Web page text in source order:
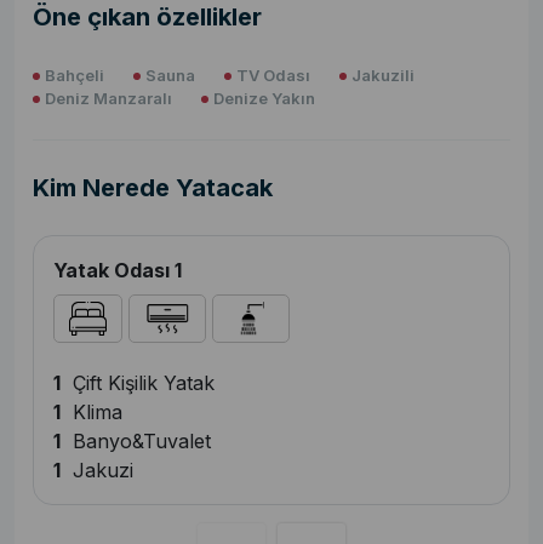
Öne çıkan özellikler
Bahçeli Sauna TV Odası
Jakuzili
Deniz Manzaralı
Denize Yakın
Kim Nerede Yatacak
Yatak Odası 1
1 Çift Kişilik Yatak
1 Klima
1 Banyo&Tuvalet
1 Jakuzi